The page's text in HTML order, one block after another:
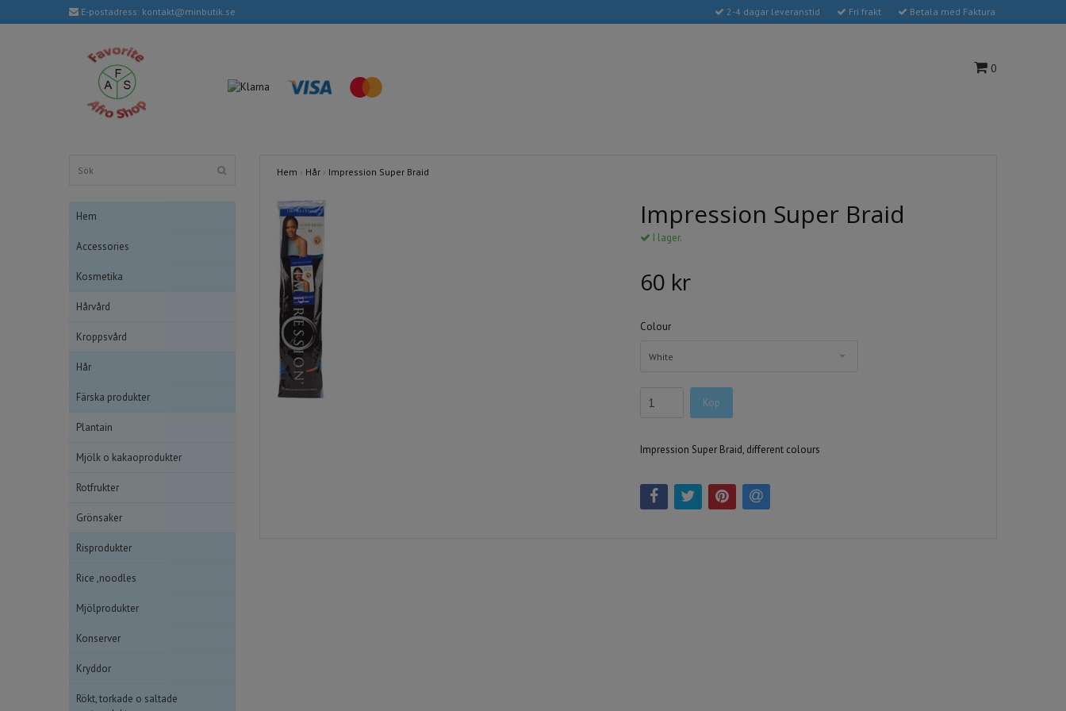
E-postadress: kontakt@minbutik.se 2-4 dagar leveranstid Fri frakt Betala med Faktura
0
Hem
Accessories
Kosmetika
Hårvård
Kroppsvård
Hår
Färska produkter
Plantain
Mjölk o kakaoprodukter
Rotfrukter
Grönsaker
Risprodukter
Rice ,noodles
Mjölprodukter
Konserver
Kryddor
Rökt, torkade o saltade
Hem › Hår › Impression Super Braid
Impression Super Braid
I lager.
60 kr
Colour
White
Köp
Impression Super Braid, different colours